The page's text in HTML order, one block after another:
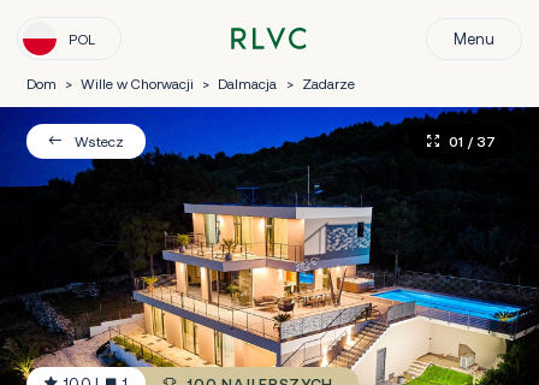
POL Menu
Dom > Wille w Chorwacji > Dalmacja > Zadarze
Wstecz 01 / 37